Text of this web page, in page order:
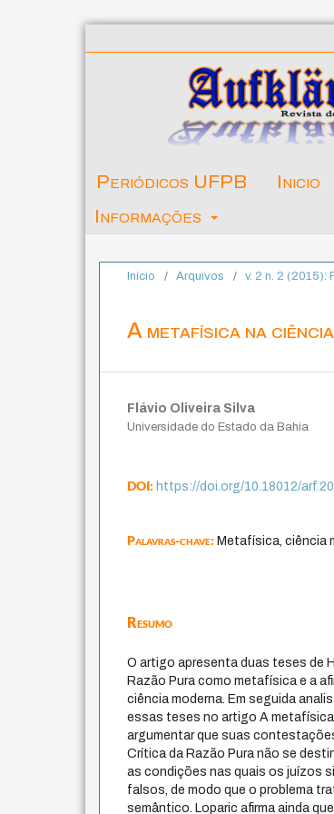
Periódicos UFPB Inicio
Informações
Início / Arquivos / v. 2 n. 2 (2015):
A metafísica na
Flávio Oliveira Silva
Universidade do Estado da Bahia
DOI:https://doi.org/10.18012/
Palavras-chave:Metafísica, ciência
Resumo
O artigo apresenta duas teses de
Razão Pura como metafísica e a
ciência moderna. Em seguida
essas teses no artigo A
argumentar que suas
Crítica da Razão Pura não se
as condições nas quais os juízos
falsos, de modo que o problema
semântico. Loparic afirma ainda